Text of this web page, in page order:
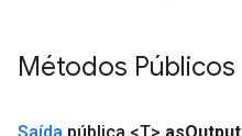
Métodos Públicos